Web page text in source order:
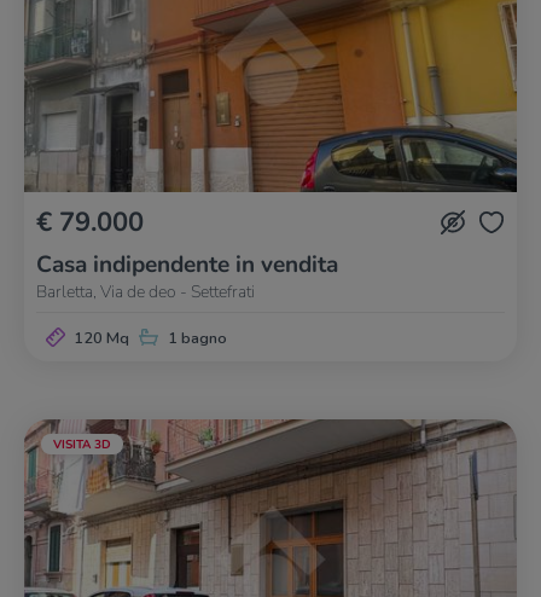
€ 79.000
Casa indipendente in vendita
Barletta, Via de deo - Settefrati
120 Mq 1 bagno
VISITA 3D